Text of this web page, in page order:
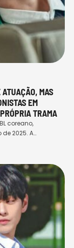
MAS
EM
TRAMA
coreano,
2025. A
mesmo nome,
do gênero. Com